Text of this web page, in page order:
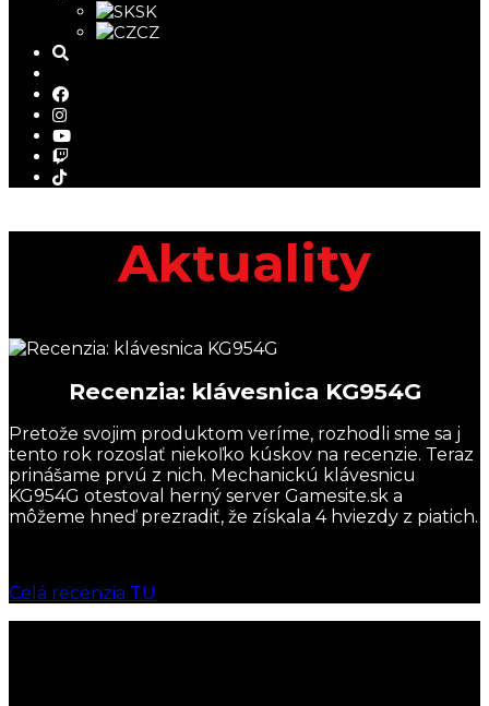
SK
CZ
Aktuality
Recenzia: klávesnica KG954G
Pretože svojim produktom veríme, rozhodli sme sa j
tento rok rozoslať niekoľko kúskov na recenzie. Teraz
prinášame prvú z nich. Mechanickú klávesnicu
KG954G otestoval herný server Gamesite.sk a
môžeme hneď prezradiť, že získala 4 hviezdy z piatich.
Celá recenzia TU